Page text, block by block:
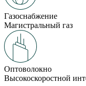
Газоснабжение
Магистральный газ
Оптоволокно
Высокоскоростной